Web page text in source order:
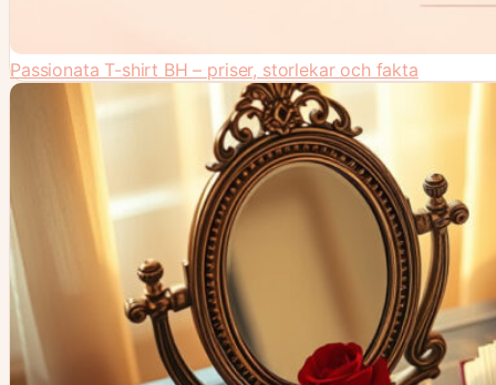
Passionata T-shirt BH – priser, storlekar och fakta